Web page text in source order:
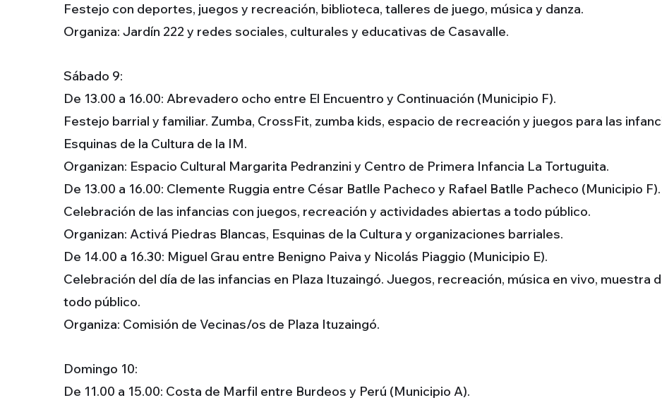
Festejo con deportes, juegos y recreación, biblioteca, talleres de juego, música y danza.
Organiza: Jardín 222 y redes sociales, culturales y educativas de Casavalle.
Sábado 9:
De 13.00 a 16.00: Abrevadero ocho entre El Encuentro y Continuación (Municipio F).
Festejo barrial y familiar. Zumba, CrossFit, zumba kids, espacio de recreación y juegos para las
Esquinas de la Cultura de la IM.
Organizan: Espacio Cultural Margarita Pedranzini y Centro de Primera Infancia La Tortuguita.
De 13.00 a 16.00: Clemente Ruggia entre César Batlle Pacheco y Rafael Batlle Pacheco (Municipio F).
Celebración de las infancias con juegos, recreación y actividades abiertas a todo público.
Organizan: Activá Piedras Blancas, Esquinas de la Cultura y organizaciones barriales.
De 14.00 a 16.30: Miguel Grau entre Benigno Paiva y Nicolás Piaggio (Municipio E).
Celebración del día de las infancias en Plaza Ituzaingó. Juegos, recreación, música en vivo, muestra
todo público.
Organiza: Comisión de Vecinas/os de Plaza Ituzaingó.
Domingo 10:
De 11.00 a 15.00: Costa de Marfil entre Burdeos y Perú (Municipio A).